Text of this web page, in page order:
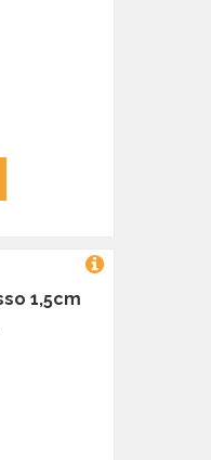
1,5cm